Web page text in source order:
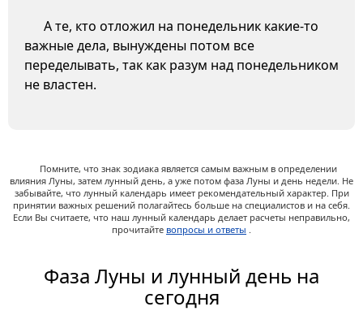
А те, кто отложил на понедельник какие-то
важные дела, вынуждены потом все
переделывать, так как разум над понедельником
не властен.
Помните, что знак зодиака является самым важным в определении
влияния Луны, затем лунный день, а уже потом фаза Луны и день недели. Не
забывайте, что лунный календарь имеет рекомендательный характер. При
принятии важных решений полагайтесь больше на специалистов и на себя.
Если Вы считаете, что наш лунный календарь делает расчеты неправильно,
прочитайте вопросы и ответы .
Фаза Луны и лунный день на
сегодня